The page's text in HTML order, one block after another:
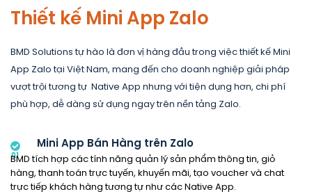
Thiết kế Mini App Zalo
BMD Solutions tự hào là đơn vị hàng đầu trong việc thiết kế Mini
App Zalo tại Việt Nam, mang đến cho doanh nghiệp giải pháp
vượt trội tương tự Native App nhưng với tiện dụng hơn, chi phí
phù hợp, dễ dàng sử dụng ngay trên nền tảng Zalo.
01
Mini App Bán Hàng trên Zalo
BMD tích hợp các tính năng quản lý sản phẩm thông tin, giỏ
hàng, thanh toán trực tuyến, khuyến mãi, tạo voucher và chat
trực tiếp khách hàng tương tự như các Native App.